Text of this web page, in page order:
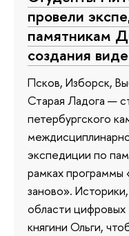
провели
памятникам
создания
Псков, Изборск,
Старая Ладога —
петербургского
экспедиции по
рамках
заново».
области цифровых
княгини Ольги,